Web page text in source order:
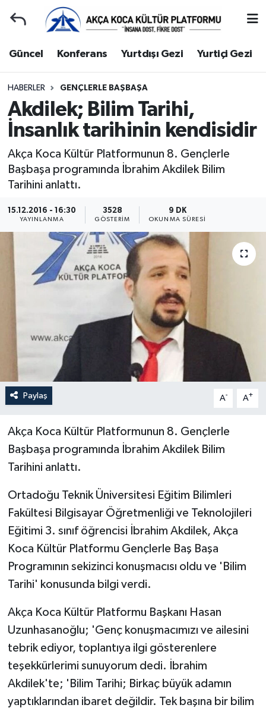
Güncel Konferans Yurtdışı Gezi Yurtiçi Gezi
HABERLER GENÇLERLE BAŞBAŞA
Akdilek; Bilim Tarihi,
İnsanlık tarihinin kendisidir
Akça Koca Kültür Platformunun 8. Gençlerle
Başbaşa programında İbrahim Akdilek Bilim
Tarihini anlattı.
15.12.2016 - 16:30
YAYINLANMA
3528
GÖSTERIM
9 DK
OKUNMA SÜRESI
Paylaş A- A+
Akça Koca Kültür Platformunun 8. Gençlerle
Başbaşa programında İbrahim Akdilek Bilim
Tarihini anlattı.
Ortadoğu Teknik Üniversitesi Eğitim Bilimleri
Fakültesi Bilgisayar Öğretmenliği ve Teknolojileri
Eğitimi 3. sınıf öğrencisi İbrahim Akdilek, Akça
Koca Kültür Platformu Gençlerle Baş Başa
Programının sekizinci konuşmacısı oldu ve 'Bilim
Tarihi' konusunda bilgi verdi.
Akça Koca Kültür Platformu Başkanı Hasan
Uzunhasanoğlu; 'Genç konuşmacımızı ve ailesini
tebrik ediyor, toplantıya ilgi gösterenlere
teşekkürlerimi sunuyorum dedi. İbrahim
Akdilek'te; 'Bilim Tarihi; Birkaç büyük adamın
yaptıklarından ibaret değildir. Tek başına bir bilim
Gençlerle Başbaşa
Güncel
Konferans
Yurtdışı Gezi
Hakkımızda
Yönetim Kurulu
Yüksek İstişare Kurulu
Kocaeli Hava Durumu
Kocaeli Namaz Vakitleri
Kocaeli Trafik Yoğunluk Haritası
Süper Lig Puan Durumu ve Fikstür
Son Dakika Haberleri
Haber Arşivi